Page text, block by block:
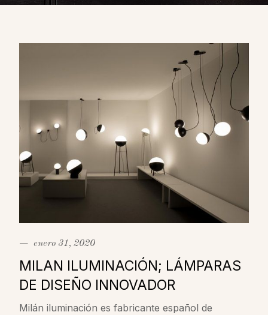
− enero 31, 2020
MILAN ILUMINACIÓN; LÁMPARAS
DE DISEÑO INNOVADOR
Milán iluminación es fabricante español de